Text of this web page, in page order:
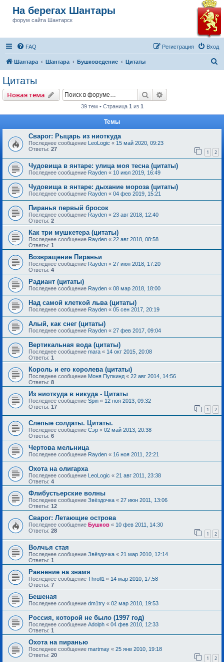
На берегах Шантары
форум сайта Шантарск
FAQ Вход
Регистрация
Шантара Шантара Бушковедение Цитаты
Цитаты
Новая тема Поиск
39 тем • Страница 1 из 1
Темы
Сварог: Рыцарь из ниоткуда
Последнее сообщение LeoLogic « 15 май 2020, 09:23
Ответы: 27 1 2
Чудовища в янтаре: улица моя тесна (цитаты)
Последнее сообщение Rayden « 10 июл 2019, 16:49
Чудовища в янтаре: дыхание мороза (цитаты)
Последнее сообщение Rayden « 04 фев 2019, 15:21
Пиранья первый бросок
Последнее сообщение Rayden « 23 авг 2018, 12:40
Ответы: 2
Как три мушкетера (цитаты)
Последнее сообщение Rayden « 22 авг 2018, 08:58
Ответы: 1
Возвращение Пираньи
Последнее сообщение Rayden « 27 июн 2018, 17:20
Ответы: 4
Радиант (цитаты)
Последнее сообщение Rayden « 08 мар 2018, 18:00
Над самой клеткой льва (цитаты)
Последнее сообщение Rayden « 05 сен 2017, 20:19
Алый, как снег (цитаты)
Последнее сообщение Rayden « 27 фев 2017, 09:04
Вертикальная вода (цитаты)
Последнее сообщение mara « 14 окт 2015, 20:08
Ответы: 1
Король и его королева (цитаты)
Последнее сообщение Моня Пупкинд « 22 авг 2014, 14:56
Ответы: 8
Из ниоткуда в никуда - Цитаты
Последнее сообщение Spin « 12 ноя 2013, 09:32
Ответы: 17 1 2
Слепые солдаты. Цитаты.
Последнее сообщение Сэр « 02 май 2013, 20:38
Ответы: 6
Чертова мельница
Последнее сообщение Rayden « 16 ноя 2011, 22:21
Охота на олигарха
Последнее сообщение LeoLogic « 21 авг 2011, 23:38
Ответы: 4
Флибустьерские волны
Последнее сообщение Звёздочка « 27 июн 2011, 13:06
Ответы: 12
Сварог: Летающие острова
Последнее сообщение Бушков « 10 фев 2011, 14:30
Ответы: 28 1 2
Волчья стая
Последнее сообщение Звёздочка « 21 мар 2010, 12:14
Ответы: 1
Равнение на знамя
Последнее сообщение Throll1 « 14 мар 2010, 17:58
Ответы: 7
Бешеная
Последнее сообщение dm1try « 02 мар 2010, 19:53
Россия, которой не было (1997 год)
Последнее сообщение Adolph « 04 фев 2010, 12:33
Ответы: 1
Охота на пиранью
Последнее сообщение martmay « 25 янв 2010, 19:18
Ответы: 20 1 2